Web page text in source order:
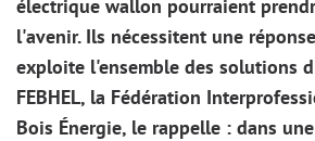
électrique wallon pourraient
l'avenir. Ils nécessitent une
exploite l'ensemble des solutions
FEBHEL, la Fédération
Bois Énergie, le rappelle : dans